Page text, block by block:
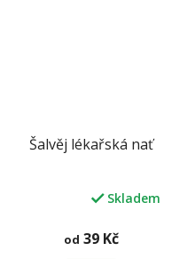
Šalvěj lékařská nať
Skladem
od 39 Kč